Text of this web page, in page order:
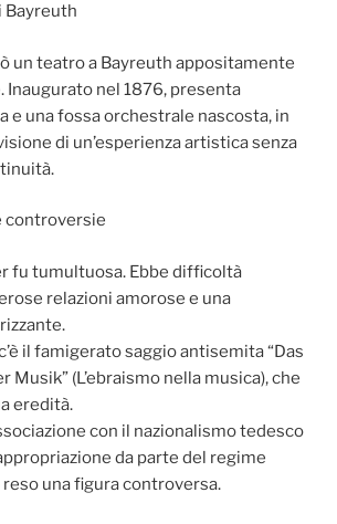
Bayreuth
un teatro a Bayreuth appositamente
Inaugurato nel 1876, presenta
e una fossa orchestrale nascosta, in
di un’esperienza artistica senza
controversie
fu tumultuosa. Ebbe difficoltà
relazioni amorose e una
il famigerato saggio antisemita “Das
Musik” (L’ebraismo nella musica), che
eredità.
con il nazionalismo tedesco
da parte del regime
reso una figura controversa.